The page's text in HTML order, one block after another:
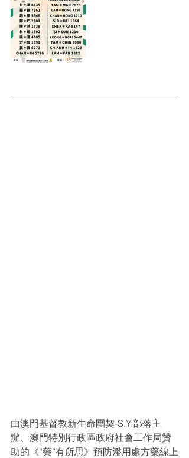
由澳門基督教新生命團契-S.Y.部落主
辦、澳門特別行政區政府社會工作局贊
助的《“藥”有所思》預防濫用處方藥線上